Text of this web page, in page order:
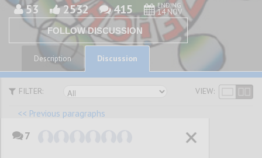
53 2532 415 ENDING
14 NOV
FOLLOW DISCUSSION
Description Discussion
FILTER: VIEW:
<< Previous paragraphs
7